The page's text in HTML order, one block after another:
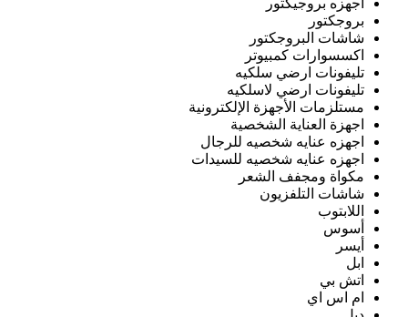
اجهزه بروجيكتور
بروجكتور
شاشات البروجكتور
اكسسوارات كمبيوتر
تليفونات ارضي سلكيه
تليفونات ارضي لاسلكيه
مستلزمات الأجهزة الإلكترونية
اجهزة العناية الشخصية
اجهزه عنايه شخصيه للرجال
اجهزه عنايه شخصيه للسيدات
مكواة ومجفف الشعر
شاشات التلفزيون
اللابتوب
أسوس
أيسر
ابل
اتش بي
ام اس اي